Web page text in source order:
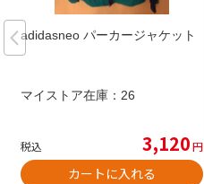
adidasneo パーカージャケット
マイストア在庫： 26
税込 3,120円
カートに入れる